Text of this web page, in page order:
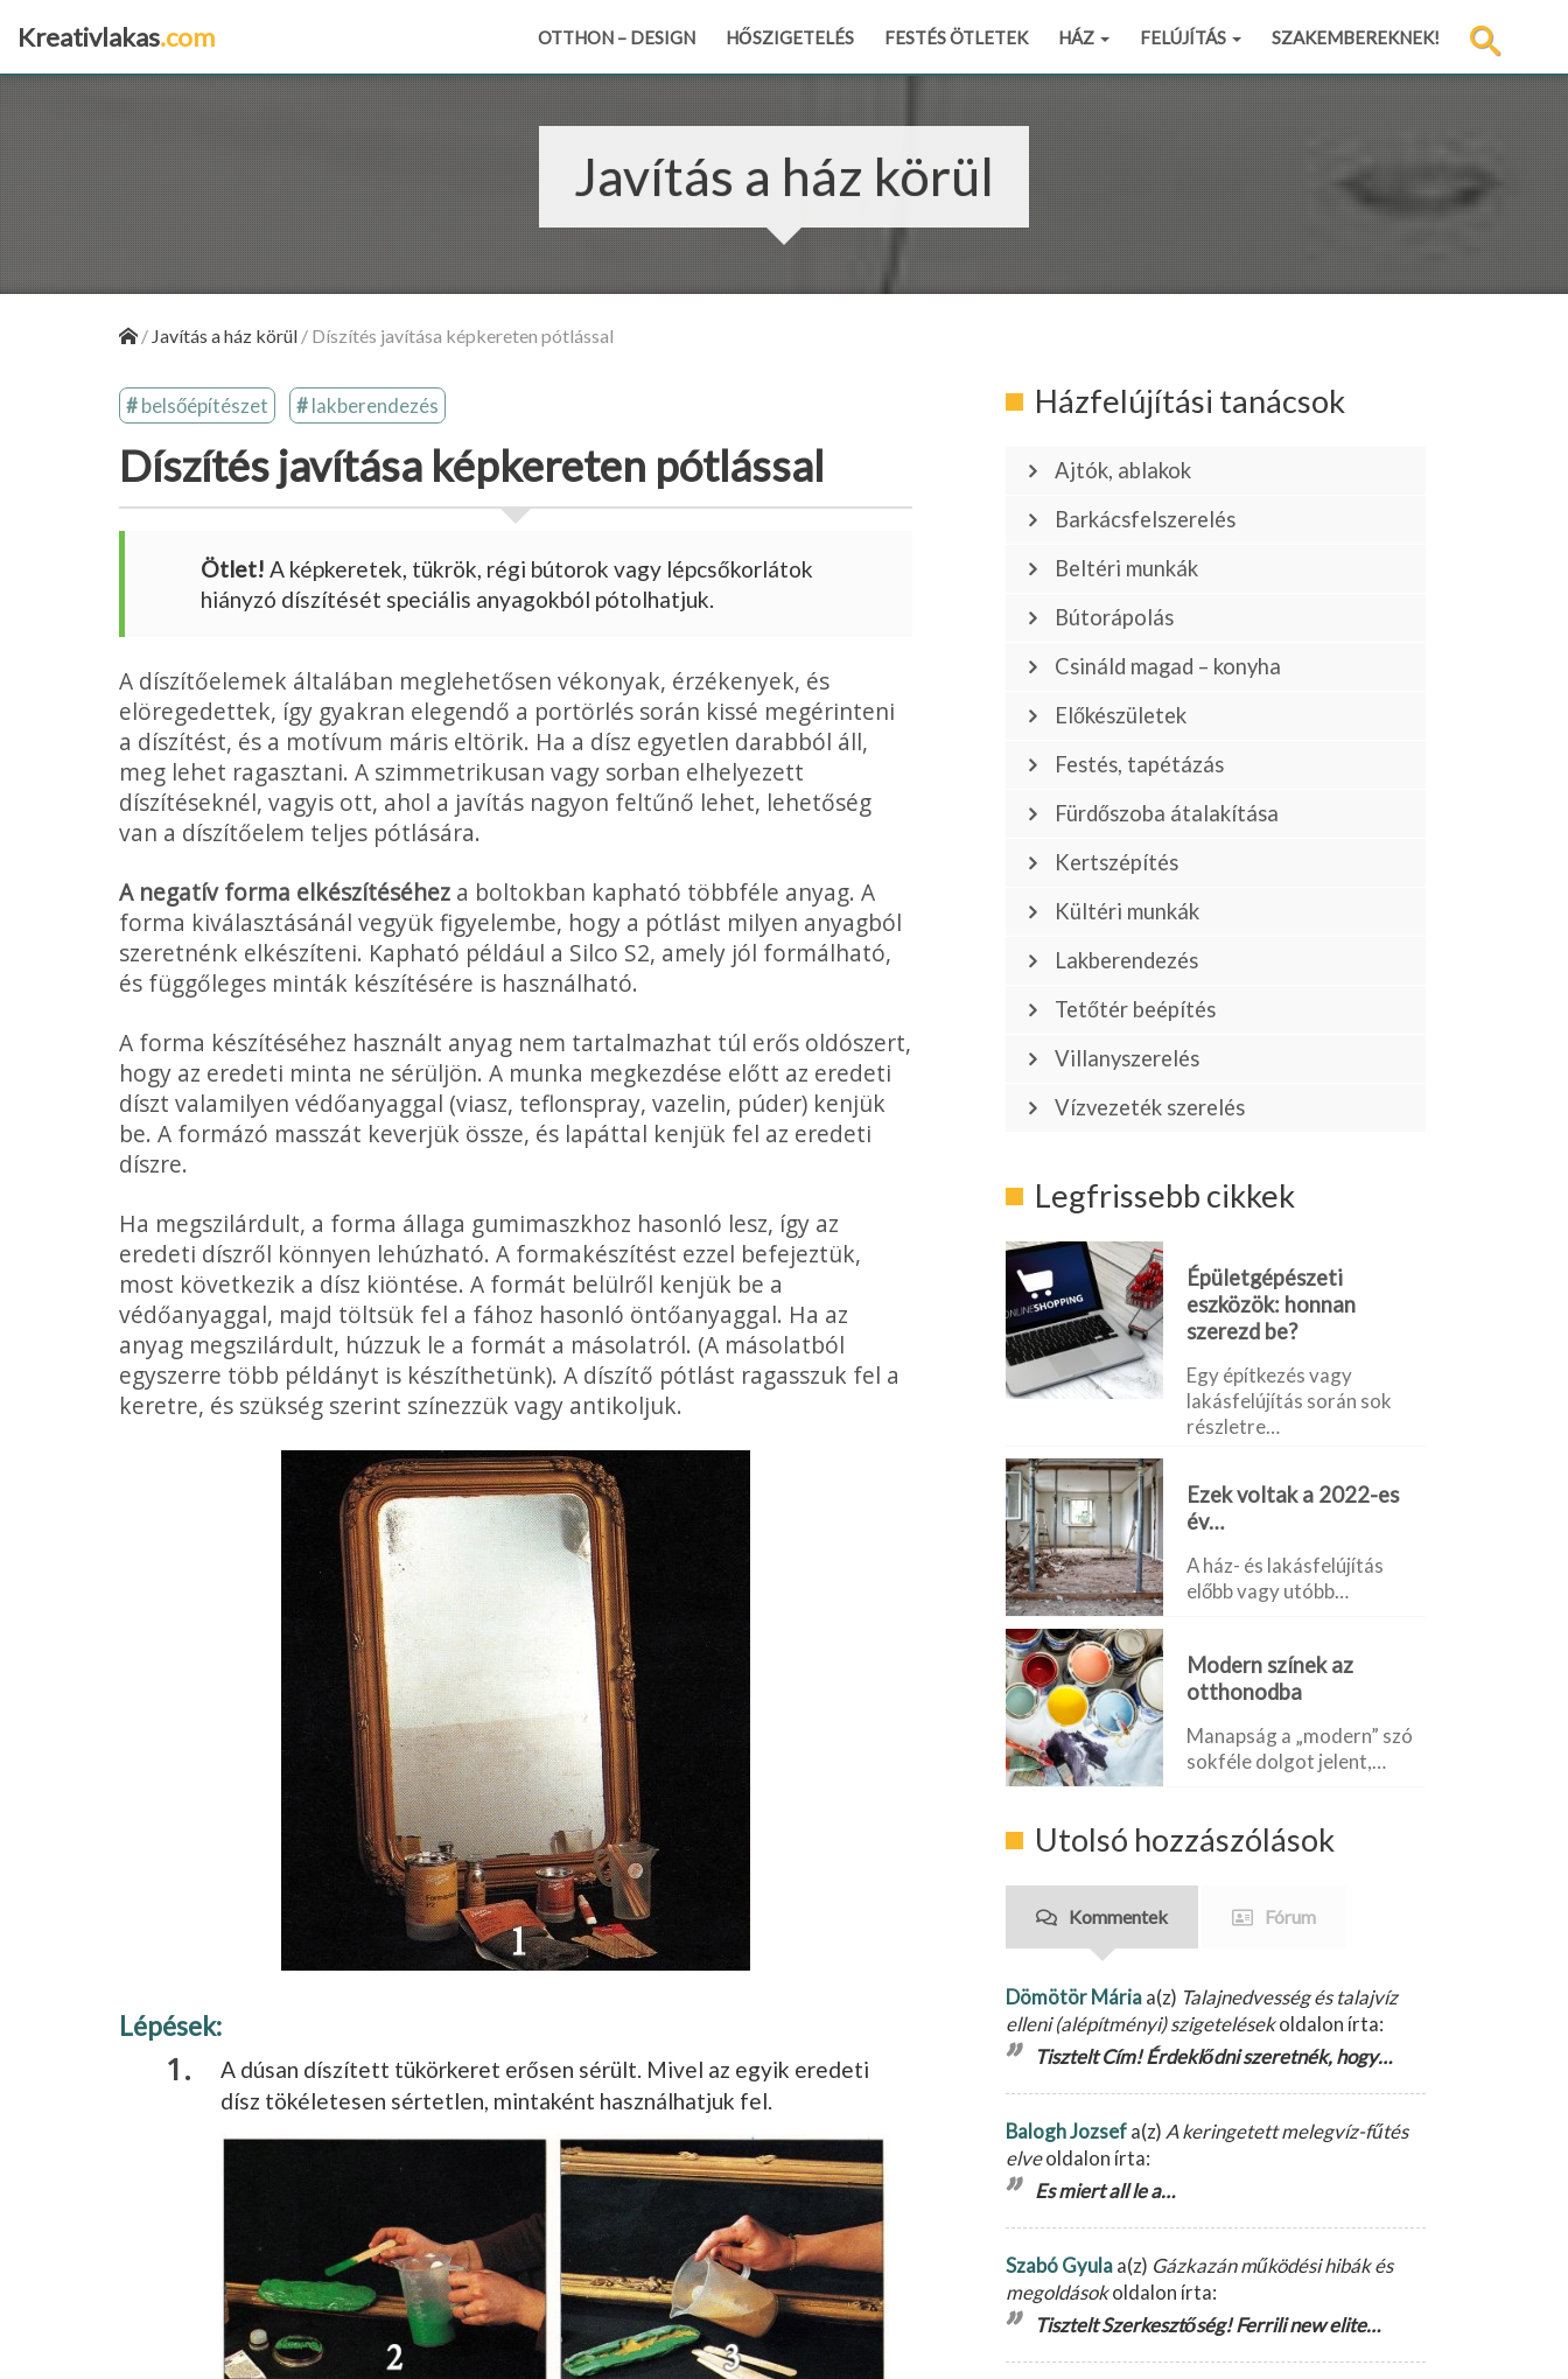
Kreativlakas.com OTTHON – DESIGN HŐSZIGETELÉS FESTÉS ÖTLETEK HÁZ FELÚJÍTÁS SZAKEMBEREKNEK!
Javítás a ház körül
/ Javítás a ház körül / Díszítés javítása képkereten pótlással
belsőépítészet lakberendezés
Díszítés javítása képkereten pótlással
Ötlet! A képkeretek, tükrök, régi bútorok vagy lépcsőkorlátok
hiányzó díszítését speciális anyagokból pótolhatjuk.
A díszítőelemek általában meglehetősen vékonyak, érzékenyek, és
elöregedettek, így gyakran elegendő a portörlés során kissé megérinteni
a díszítést, és a motívum máris eltörik. Ha a dísz egyetlen darabból áll,
meg lehet ragasztani. A szimmetrikusan vagy sorban elhelyezett
díszítéseknél, vagyis ott, ahol a javítás nagyon feltűnő lehet, lehetőség
van a díszítőelem teljes pótlására.
A negatív forma elkészítéséhez a boltokban kapható többféle anyag. A
forma kiválasztásánál vegyük figyelembe, hogy a pótlást milyen anyagból
szeretnénk elkészíteni. Kapható például a Silco S2, amely jól formálható,
és függőleges minták készítésére is használható.
A forma készítéséhez használt anyag nem tartalmazhat túl erős oldószert,
hogy az eredeti minta ne sérüljön. A munka megkezdése előtt az eredeti
díszt valamilyen védőanyaggal (viasz, teflonspray, vazelin, púder) kenjük
be. A formázó masszát keverjük össze, és lapáttal kenjük fel az eredeti
díszre.
Ha megszilárdult, a forma állaga gumimaszkhoz hasonló lesz, így az
eredeti díszről könnyen lehúzható. A formakészítést ezzel befejeztük,
most következik a dísz kiöntése. A formát belülről kenjük be a
védőanyaggal, majd töltsük fel a fához hasonló öntőanyaggal. Ha az
anyag megszilárdult, húzzuk le a formát a másolatról. (A másolatból
egyszerre több példányt is készíthetünk). A díszítő pótlást ragasszuk fel a
keretre, és szükség szerint színezzük vagy antikoljuk.
Lépések:
A dúsan díszített tükörkeret erősen sérült. Mivel az egyik eredeti
dísz tökéletesen sértetlen, mintaként használhatjuk fel.
Házfelújítási tanácsok
Ajtók, ablakok
Barkácsfelszerelés
Beltéri munkák
Bútorápolás
Csináld magad – konyha
Előkészületek
Festés, tapétázás
Fürdőszoba átalakítása
Kertszépítés
Kültéri munkák
Lakberendezés
Tetőtér beépítés
Villanyszerelés
Vízvezeték szerelés
Legfrissebb cikkek
Épületgépészeti
eszközök: honnan
szerezd be?
Egy építkezés vagy
lakásfelújítás során sok
részletre…
Ezek voltak a 2022-es
év…
A ház- és lakásfelújítás
előbb vagy utóbb…
Modern színek az
otthonodba
Manapság a „modern” szó
sokféle dolgot jelent,…
Utolsó hozzászólások
Kommentek Fórum
Dömötör Máriaa(z) Talajnedvesség és talajvíz
elleni (alépítményi) szigetelésekoldalon írta:
Tisztelt Cím! Érdeklődni szeretnék, hogy…
Balogh Jozsefa(z) A keringetett melegvíz-fűtés
elveoldalon írta:
Es miert all le a…
Szabó Gyulaa(z) Gázkazán működési hibák és
megoldásokoldalon írta:
Tisztelt Szerkesztőség! Ferrili new elite…